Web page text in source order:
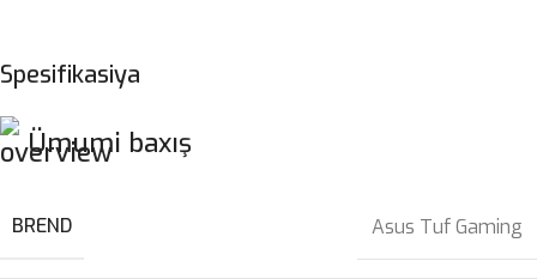
Spesifikasiya
Ümumi baxış
BREND Asus Tuf Gaming